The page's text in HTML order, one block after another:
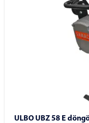
ULBO UBZ 58 E